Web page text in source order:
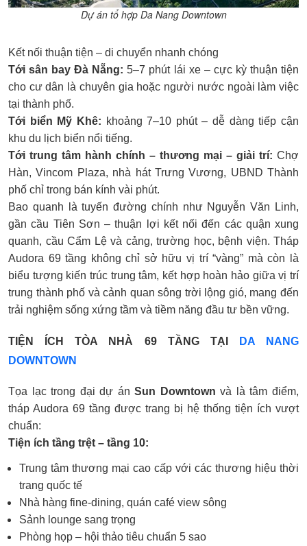
Dự án tổ hợp Da Nang Downtown
Kết nối thuận tiện – di chuyển nhanh chóng
Tới sân bay Đà Nẵng: 5–7 phút lái xe – cực kỳ thuận tiện
cho cư dân là chuyên gia hoặc người nước ngoài làm việc
tại thành phố.
Tới biển Mỹ Khê: khoảng 7–10 phút – dễ dàng tiếp cận
khu du lịch biển nổi tiếng.
Tới trung tâm hành chính – thương mại – giải trí: Chợ
Hàn, Vincom Plaza, nhà hát Trưng Vương, UBND Thành
phố chỉ trong bán kính vài phút.
Bao quanh là tuyến đường chính như Nguyễn Văn Linh,
gần cầu Tiên Sơn – thuận lợi kết nối đến các quận xung
quanh, cầu Cẩm Lệ và cảng, trường học, bệnh viện. Tháp
Audora 69 tầng không chỉ sở hữu vị trí “vàng” mà còn là
biểu tượng kiến trúc trung tâm, kết hợp hoàn hảo giữa vị trí
trung thành phố và cảnh quan sông trời lộng gió, mang đến
trải nghiệm sống xứng tầm và tiềm năng đầu tư bền vững.
TIỆN ÍCH TÒA NHÀ 69 TẦNG TẠI
DA NANG
DOWNTOWN
Tọa lạc trong đại dự án Sun Downtownvà là tâm điểm,
tháp Audora 69 tầng được trang bị hệ thống tiện ích vượt
chuẩn:
Tiện ích tầng trệt – tầng 10:
Trung tâm thương mại cao cấp với các thương hiệu thời
trang quốc tế
Nhà hàng fine-dining, quán café view sông
Sảnh lounge sang trọng
Phòng họp – hội thảo tiêu chuẩn 5 sao